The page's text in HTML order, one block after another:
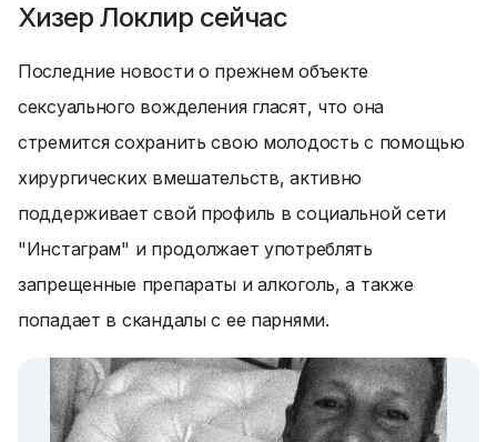
Хизер Локлир сейчас
Последние новости о прежнем объекте
сексуального вожделения гласят, что она
стремится сохранить свою молодость с помощью
хирургических вмешательств, активно
поддерживает свой профиль в социальной сети
"Инстаграм" и продолжает употреблять
запрещенные препараты и алкоголь, а также
попадает в скандалы с ее парнями.